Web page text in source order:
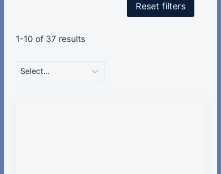
Reset filters
1-10 of 37 results